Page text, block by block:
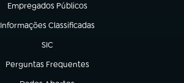
Empregados Públicos
(abre em nova aba)
Informações Classificadas
(abre em nova aba)
SIC
(abre em nova aba)
Perguntas Frequentes
(abre em nova aba)